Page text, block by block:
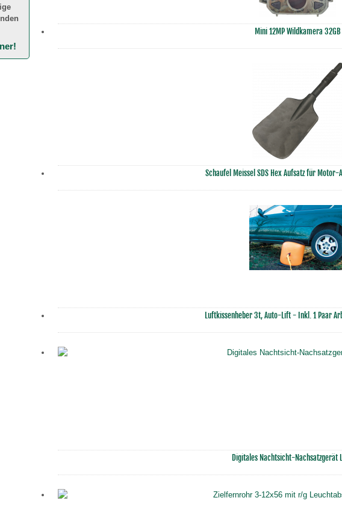
Mini 12MP Wildkamera 32GB
Schaufel Meissel SDS Hex Aufsatz für
Luftkissenheber 3t, Auto-Lift - Inkl. 1 Paar
Digitales Nachtsicht-Nachsatzgerät